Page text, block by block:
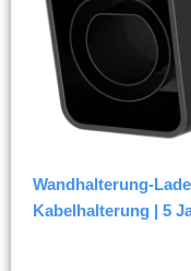
Wandhalterung-
Kabelhalterung | 5